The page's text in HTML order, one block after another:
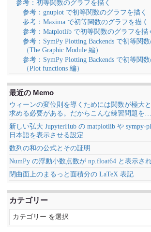
参考：初等関数のグラフを描く
参考：gnuplot で初等関数のグラフを描く
参考：Maxima で初等関数のグラフを描く
参考：Matplotlib で初等関数のグラフを描
参考：SymPy Plotting Backends で初等関
（The Graphic Module 編）
参考：SymPy Plotting Backends で初等関
（Plot functions 編）
最近の Memo
ウィーンの変位則を導くためには関数が極大
求める必要がある。だからこんな練習問題を…
新しい弘大 JupyterHub の matplotlib や sympy-
日本語を表示させる設定
数列の和の公式とその証明
NumPy の浮動小数点数が np.float64 と表示さ
閉曲面上のまるっと面積分の LaTeX 表記
カテゴリー